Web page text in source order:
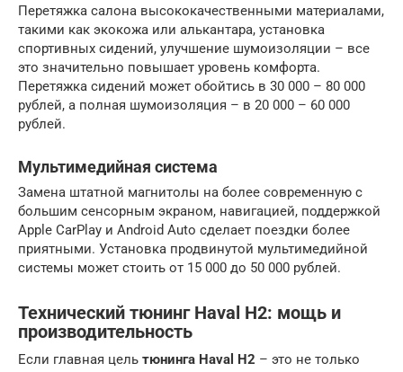
Перетяжка салона высококачественными материалами,
такими как экокожа или алькантара, установка
спортивных сидений, улучшение шумоизоляции – все
это значительно повышает уровень комфорта.
Перетяжка сидений может обойтись в 30 000 – 80 000
рублей, а полная шумоизоляция – в 20 000 – 60 000
рублей.
Мультимедийная система
Замена штатной магнитолы на более современную с
большим сенсорным экраном, навигацией, поддержкой
Apple CarPlay и Android Auto сделает поездки более
приятными. Установка продвинутой мультимедийной
системы может стоить от 15 000 до 50 000 рублей.
Технический тюнинг Haval H2: мощь и
производительность
Если главная цель тюнинга Haval H2 – это не только